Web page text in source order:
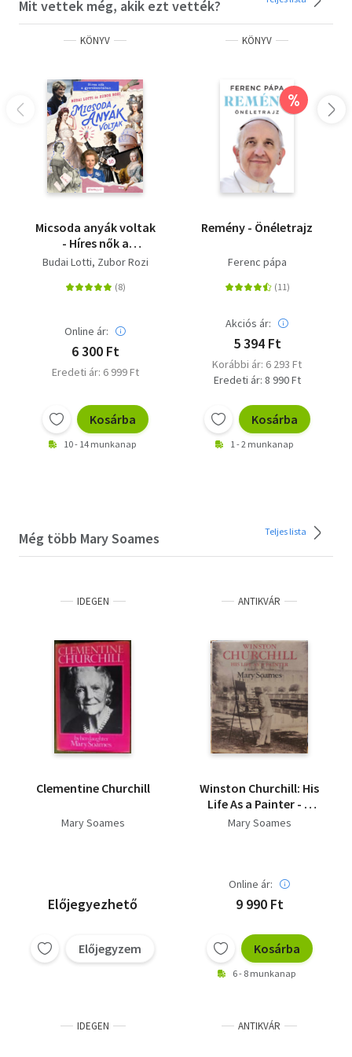
Mit vettek még, akik ezt vették?
KÖNYV
Micsoda anyák voltak
- Híres nők a
gyerekszobában
Budai Lotti Zubor Rozi
Online ár:
6 300 Ft
Eredeti ár: 6 999 Ft
Kosárba
10 - 14 munkanap
KÖNYV
%
Remény - Önéletrajz
Ferenc pápa
Akciós ár:
5 394 Ft
Korábbi ár: 6 293 Ft
Eredeti ár: 8 990 Ft
Kosárba
1 - 2 munkanap
Még több Mary Soames Teljes lista
IDEGEN
Clementine Churchill
Mary Soames
Előjegyezhető
Előjegyzem
ANTIKVÁR
Winston Churchill: His
Life As a Painter - A
Memoir by his
Mary Soames
Online ár:
9 990 Ft
Kosárba
6 - 8 munkanap
IDEGEN ANTIKVÁR